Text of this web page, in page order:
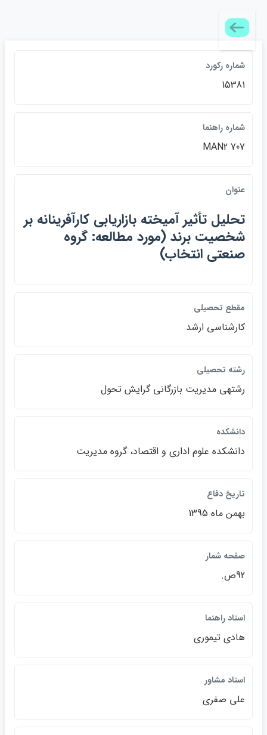
شماره ركورد
15381
شماره راهنما
MAN2 707
عنوان
تحليل تأثير آميخته بازاريابي كارآفرينانه بر
شخصيت برند (مورد مطالعه: گروه
صنعتي انتخاب)
مقطع تحصيلي
كارشناسي ارشد
رشته تحصيلي
رشته‏ي مديريت بازرگاني گرايش تحول
دانشكده
دانشكده علوم اداري و اقتصاد، گروه مديريت
تاريخ دفاع
بهمن ماه 1395
صفحه شمار
92ص.
استاد راهنما
هادي تيموري
استاد مشاور
علي صفري